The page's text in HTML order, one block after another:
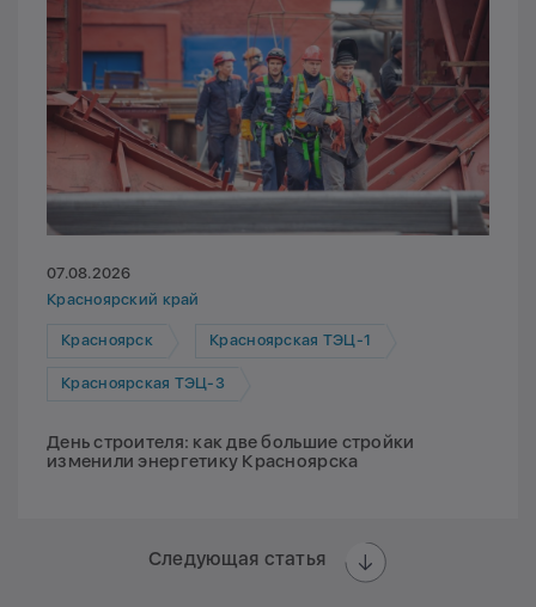
07.08.2026
Красноярский край
Красноярск Красноярская ТЭЦ-1
Красноярская ТЭЦ-3
День строителя: как две большие стройки
изменили энергетику Красноярска
Следующая статья